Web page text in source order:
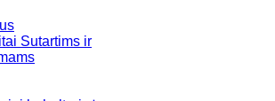
Sutartims ir